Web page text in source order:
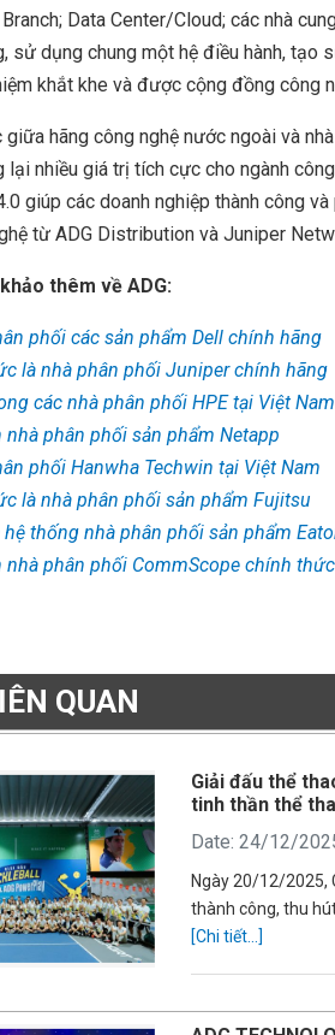
Data Center/Cloud; các nhà
sử dụng chung một hệ điều hành, tạo
khắt khe và được cộng đồng công
hãng công nghệ nước ngoài và
lại nhiều giá trị tích cực cho ngành
giúp các doanh nghiệp thành công
từ ADG Distribution và Juniper
thêm về ADG:
phối các sản phẩm Dell chính hãng
là nhà phân phối Juniper chính hãng
các nhà phân phối HPE tại Việt Nam
nhà phân phối sản phẩm Netapp
phối Hanwha Techwin tại Việt Nam
là nhà phân phối sản phẩm Fujitsu
hệ thống nhà phân phối sản phẩm
nhà phân phối CommScope chính thức
QUAN
Giải đấu thể
tinh thần thể
Date: 24/12/
Ngày 20/12/2025,
thành công, thu
[Chi tiết...]